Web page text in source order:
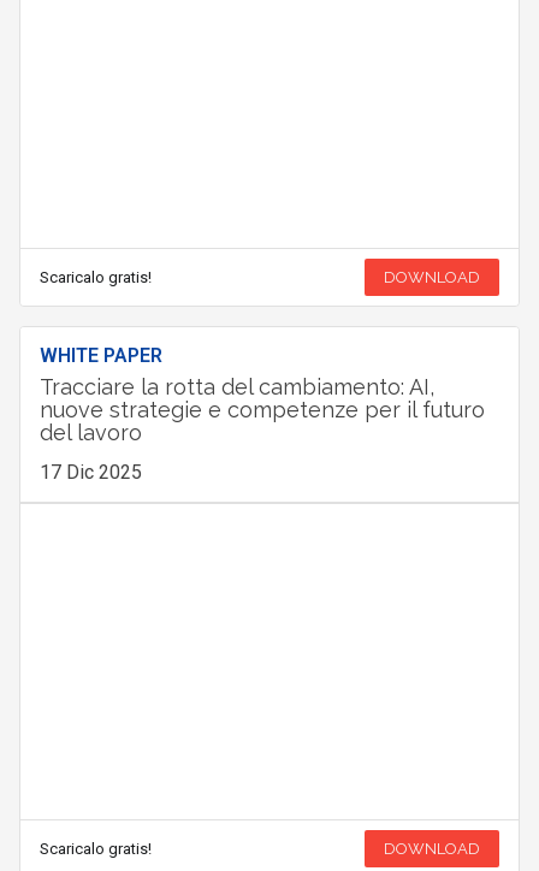
Scaricalo gratis! DOWNLOAD
WHITE PAPER
Tracciare la rotta del cambiamento: AI,
nuove strategie e competenze per il futuro
del lavoro
17 Dic 2025
Scaricalo gratis! DOWNLOAD